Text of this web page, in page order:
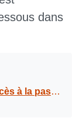
dans
de l’Anse Tabarin